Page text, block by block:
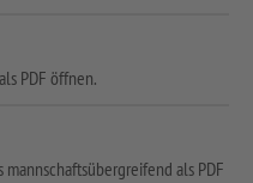
PDF öffnen.
als PDF